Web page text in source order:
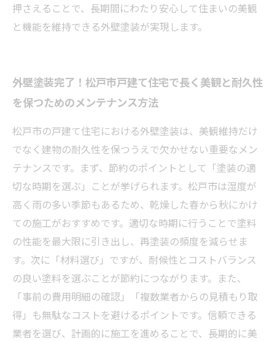
押さえることで、長期間にわたり安心して住まいの美観
と機能を維持できる外壁塗装が実現します。
外壁塗装完了！松戸市戸建て住宅で長く美観と耐久性
を保つためのメンテナンス方法
松戸市の戸建て住宅における外壁塗装は、美観維持だけ
でなく建物の耐久性を保つうえで欠かせない重要なメン
テナンスです。まず、節約のポイントとして「塗装の適
切な時期を選ぶ」ことが挙げられます。松戸市は湿度が
高く雨の多い季節もあるため、乾燥した春から秋にかけ
ての施工がおすすめです。適切な時期に行うことで塗料
の性能を最大限に引き出し、再塗装の頻度を減らせま
す。次に「材料選び」ですが、耐候性とコストバランス
の良い塗料を選ぶことが節約につながります。また、
「事前の費用明細の確認」「複数業者からの見積もり取
得」も無駄なコストを避けるポイントです。信頼できる
業者を選び、計画的に施工を進めることで、長期的に美